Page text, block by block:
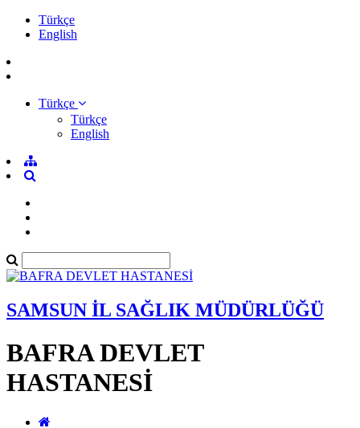
Türkçe
English
Türkçe
Türkçe
English
SAMSUN İL SAĞLIK MÜDÜRLÜĞÜ
BAFRA DEVLET
HASTANESİ